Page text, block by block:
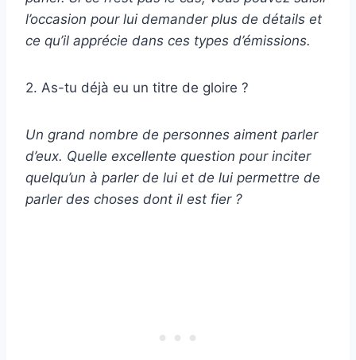
l’occasion pour lui demander plus de détails et
ce qu’il apprécie dans ces types d’émissions.
2. As-tu déjà eu un titre de gloire ?
Un grand nombre de personnes aiment parler
d’eux. Quelle excellente question pour inciter
quelqu’un à parler de lui et de lui permettre de
parler des choses dont il est fier ?